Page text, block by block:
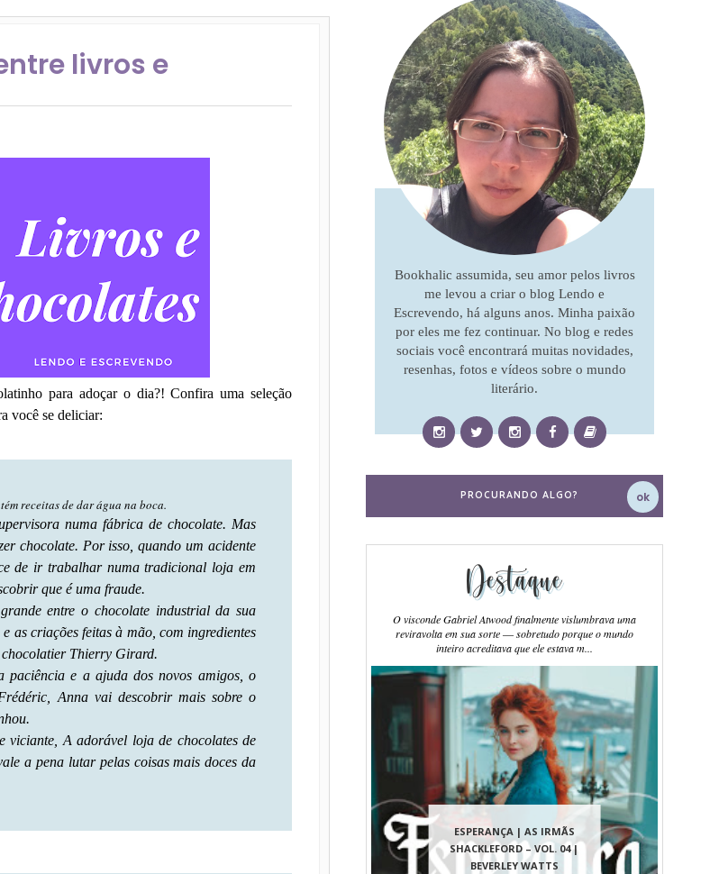
livros e
para adoçar o dia?! Confira uma seleção
você se deliciar:
receitas de dar água na boca.
numa fábrica de chocolate. Mas
chocolate. Por isso, quando um acidente
de ir trabalhar numa tradicional loja em
que é uma fraude.
entre o chocolate industrial da sua
as criações feitas à mão, com ingredientes
Thierry Girard.
paciência e a ajuda dos novos amigos, o
Anna vai descobrir mais sobre o
viciante, A adorável loja de chocolates de
a pena lutar pelas coisas mais doces da
Bookhalic assumida, seu amor pelos livros
me levou a criar o blog Lendo e
Escrevendo, há alguns anos. Minha paixão
por eles me fez continuar. No blog e redes
sociais você encontrará muitas novidades,
resenhas, fotos e vídeos sobre o mundo
literário.
Destaque
ESPERANÇA | AS IRMÃS
SHACKLEFORD – VOL. 04 |
BEVERLEY WATTS
O visconde Gabriel Atwood finalmente vislumbrava uma
reviravolta em sua sorte ― sobretudo porque o mundo
inteiro acreditava que ele estava m...